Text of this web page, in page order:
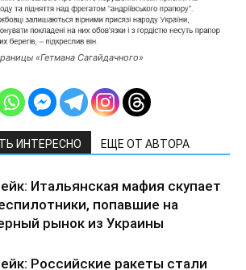
«Гетмана Сагайдачного»
ИНТЕРЕСНО ЕЩЕ ОТ АВТОРА
Итальянская мафия скупает
попавшие на
рынок из Украины
Российские ракеты стали